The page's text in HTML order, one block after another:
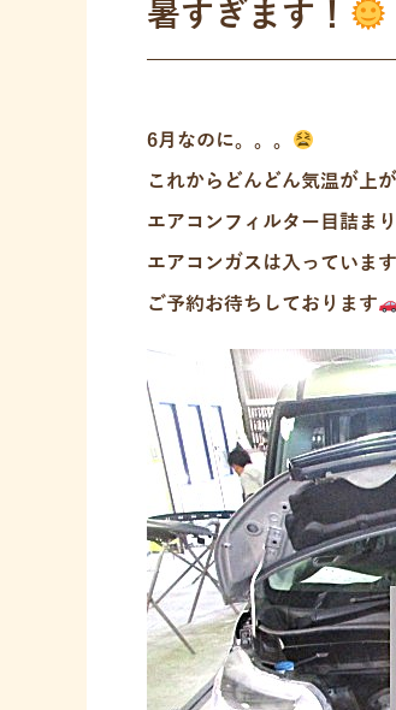
暑すぎます！
6月なのに。。。
これからどんどん気温が上
エアコンフィルター目詰ま
エアコンガスは入っていま
ご予約お待ちしております